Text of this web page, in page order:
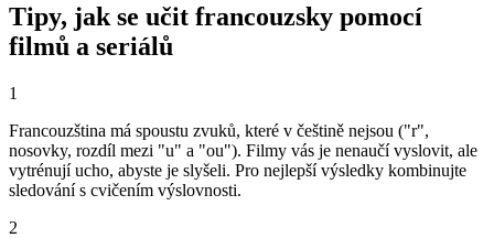
Tipy, jak se učit francouzsky pomocí
filmů a seriálů
1
Francouzština má spoustu zvuků, které v češtině nejsou ("r",
nosovky, rozdíl mezi "u" a "ou"). Filmy vás je nenaučí vyslovit, ale
vytrénují ucho, abyste je slyšeli. Pro nejlepší výsledky kombinujte
sledování s cvičením výslovnosti.
2